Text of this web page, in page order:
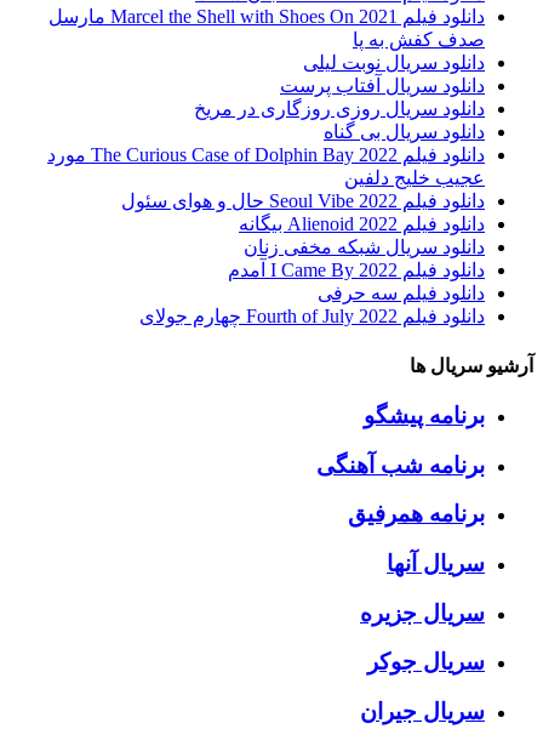
دانلود فیلم Marcel the Shell with Shoes On 2021 مارسل
صدف کفش به پا
دانلود سریال نوبت لیلی
دانلود سریال آفتاب پرست
دانلود سریال روزی روزگاری در مریخ
دانلود سریال بی گناه
دانلود فیلم The Curious Case of Dolphin Bay 2022 مورد
عجیب خلیج دلفین
دانلود فیلم Seoul Vibe 2022 حال و هوای سئول
دانلود فیلم Alienoid 2022 بیگانه
دانلود سریال شبکه مخفی زنان
دانلود فیلم I Came By 2022 آمدم
دانلود فیلم سه حرفی
دانلود فیلم Fourth of July 2022 چهارم جولای
آرشیو سریال ها
برنامه پیشگو
برنامه شب آهنگی
برنامه همرفیق
سریال آنها
سریال جزیره
سریال جوکر
سریال جیران